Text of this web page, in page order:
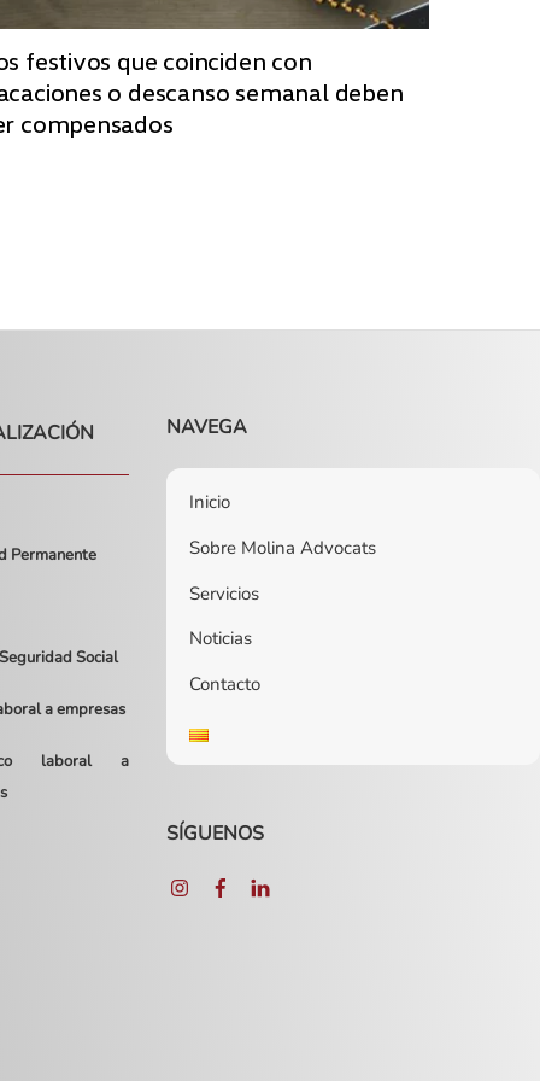
festivos que coinciden con
o descanso semanal deben
compensados
Permanente
Social
a empresas
laboral a
NAVEGA
Inicio
Sobre Molina Advocats
Servicios
Noticias
Contacto
SÍGUENOS
InstagramFacebook